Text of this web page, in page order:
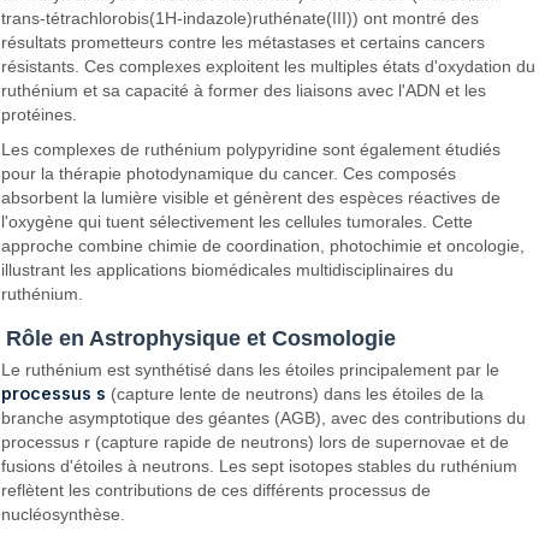
trans-tétrachlorobis(1H-indazole)ruthénate(III)) ont montré des
résultats prometteurs contre les métastases et certains cancers
résistants. Ces complexes exploitent les multiples états d'oxydation du
ruthénium et sa capacité à former des liaisons avec l'ADN et les
protéines.
Les complexes de ruthénium polypyridine sont également étudiés
pour la thérapie photodynamique du cancer. Ces composés
absorbent la lumière visible et génèrent des espèces réactives de
l'oxygène qui tuent sélectivement les cellules tumorales. Cette
approche combine chimie de coordination, photochimie et oncologie,
illustrant les applications biomédicales multidisciplinaires du
ruthénium.
Rôle en Astrophysique et Cosmologie
Le ruthénium est synthétisé dans les étoiles principalement par le
processus s (capture lente de neutrons) dans les étoiles de la
branche asymptotique des géantes (AGB), avec des contributions du
processus r (capture rapide de neutrons) lors de supernovae et de
fusions d'étoiles à neutrons. Les sept isotopes stables du ruthénium
reflètent les contributions de ces différents processus de
nucléosynthèse.